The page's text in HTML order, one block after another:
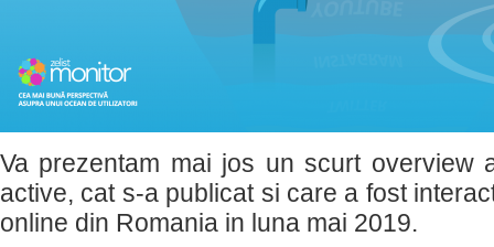
Va prezentam mai jos un scurt overview
active, cat s-a publicat si care a fost
online din Romania in luna mai 2019.